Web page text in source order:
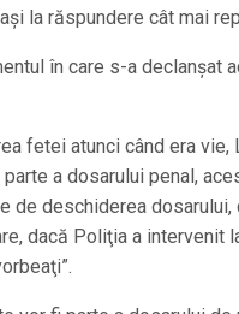
la răspundere cât mai
în care s-a declanşat
fetei atunci când era
a dosarului penal,
de deschiderea
dacă Poliţia a intervenit